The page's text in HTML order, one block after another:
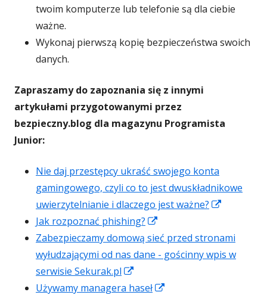
twoim komputerze lub telefonie są dla ciebie
ważne.
Wykonaj pierwszą kopię bezpieczeństwa swoich
danych.
Zapraszamy do zapoznania się z innymi
artykułami przygotowanymi przez
bezpieczny.blog dla magazynu Programista
Junior:
Nie daj przestępcy ukraść swojego konta
gamingowego, czyli co to jest dwuskładnikowe
uwierzytelnianie i dlaczego jest ważne?
się
w
Jak rozpoznać phishing?
otwiera
się
nowym
Zabezpieczamy domową sieć przed stronami
wyłudzającymi od nas dane - gościnny wpis w
serwisie Sekurak.pl
otwiera
Używamy managera haseł